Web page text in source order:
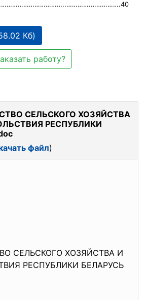
Кб)
работу?
СЕЛЬСКОГО ХОЗЯЙСТВА
РЕСПУБЛИКИ
файл)
СЕЛЬСКОГО ХОЗЯЙСТВА И
РЕСПУБЛИКИ БЕЛАРУСЬ